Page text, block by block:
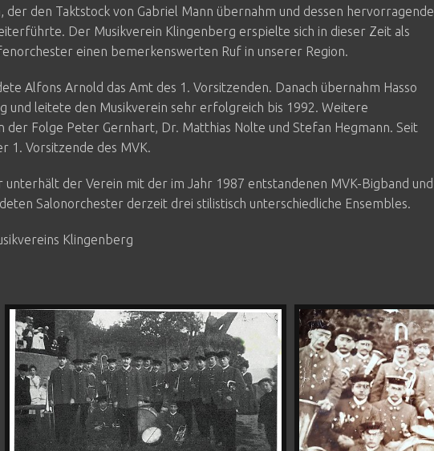
der den Taktstock von Gabriel Mann übernahm und dessen hervorragende
Der Musikverein Klingenberg erspielte sich in dieser Zeit als
einen bemerkenswerten Ruf in unserer Region.
Alfons Arnold das Amt des 1. Vorsitzenden. Danach übernahm Hasso
und leitete den Musikverein sehr erfolgreich bis 1992. Weitere
der Folge Peter Gernhart, Dr. Matthias Nolte und Stefan Hegmann. Seit
1. Vorsitzende des MVK.
unterhält der Verein mit der im Jahr 1987 entstandenen MVK-Bigband und
Salonorchester derzeit drei stilistisch unterschiedliche Ensembles.
Klingenberg